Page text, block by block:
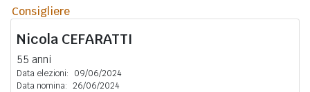
Consigliere
Nicola CEFARATTI
55 anni
Data elezioni:
09/06/2024
Data nomina: 26/06/2024